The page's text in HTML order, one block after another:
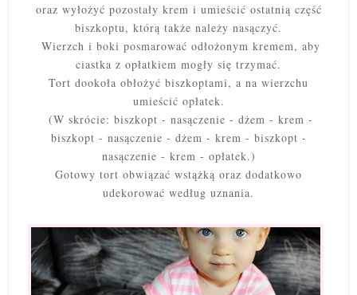
oraz wyłożyć pozostały krem i umieścić ostatnią część
biszkoptu, którą także należy nasączyć.
Wierzch i boki posmarować odłożonym kremem, aby
ciastka z opłatkiem mogły się trzymać.
Tort dookoła obłożyć biszkoptami, a na wierzchu
umieścić opłatek.
(W skrócie: biszkopt - nasączenie - dżem - krem -
biszkopt - nasączenie - dżem - krem - biszkopt -
nasączenie - krem - opłatek.)
Gotowy tort obwiązać wstążką oraz dodatkowo
udekorować według uznania.